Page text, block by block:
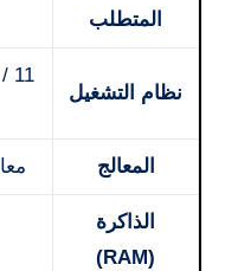
المتطلب
نظام التشغيل
المعالج معالج
الذاكرة
(RAM)